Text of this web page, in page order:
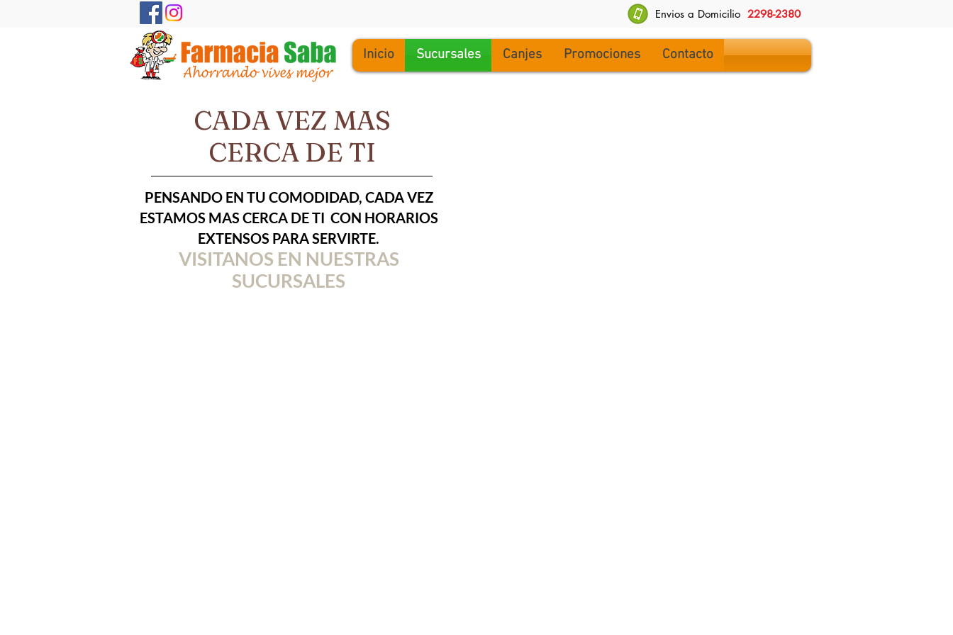
Envios a Domicilio 2298-2380
Inicio Sucursales Canjes Promociones Contacto
CADA VEZ MAS
CERCA DE TI
PENSANDO EN TU COMODIDAD, CADA VEZ
ESTAMOS MAS CERCA DE TI CON HORARIOS
EXTENSOS PARA SERVIRTE.
VISITANOS EN NUESTRAS
SUCURSALES